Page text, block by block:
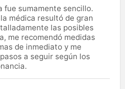
fue sumamente sencillo.
médica resultó de gran
las posibles
me recomendó medidas
de inmediato y me
a seguir según los